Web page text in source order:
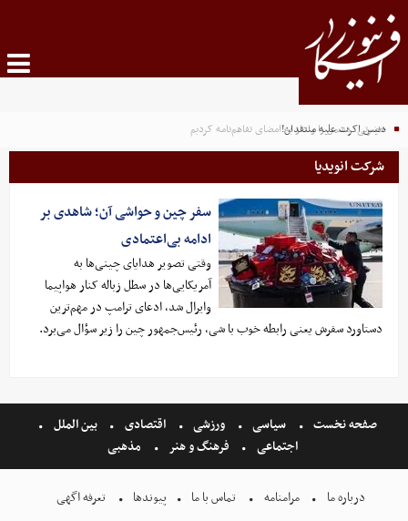
حضرتی: دشمن را وادار به امضای تفاهم‌نامه کردیم
دنیس اکرت علیه منتقدان!
شرکت انویدیا
سفر چین و حواشی آن؛ شاهدی بر
ادامه بی‌اعتمادی
وقتی تصویر هدایای چینی‌ها به
آمریکایی‌ها در سطل زباله کنار هواپیما
وایرال شد، ادعای ترامپ در مهم‌ترین
دستاورد سفرش یعنی رابطه خوب با شی، رئیس‌جمهور چین را زیر سؤال می‌برد.
صفحه نخست سیاسی ورزشی اقتصادی
بین الملل
اجتماعی
فرهنگ و هنر مذهبی
درباره ما مرامنامه تماس با ما پیوندها تعرفه اگهی